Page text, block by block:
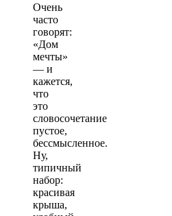
Очень
часто
говорят:
«Дом
мечты»
— и
кажется,
что
это
словосочетание
пустое,
бессмысленное.
Ну,
типичный
набор:
красивая
крыша,